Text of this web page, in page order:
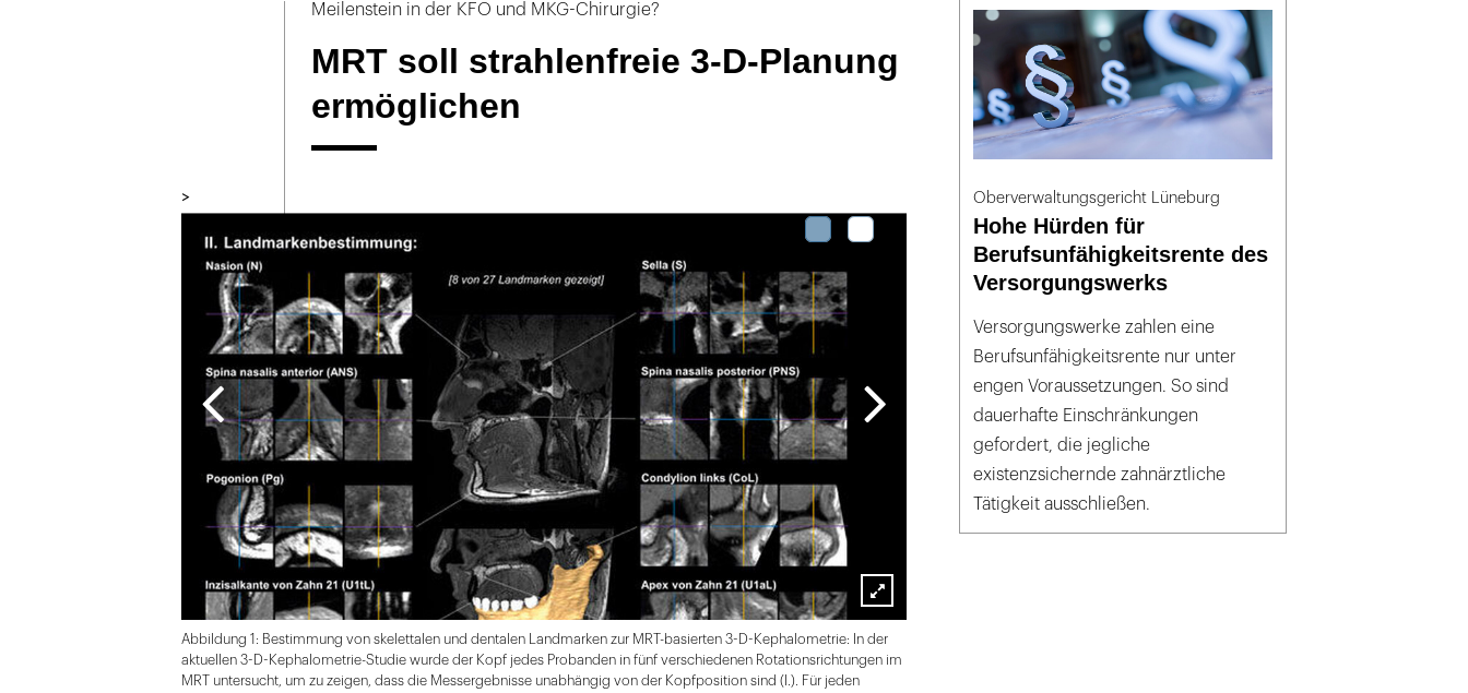
Meilenstein in der KFO und MKG-Chirurgie?
MRT soll strahlenfreie 3-D-Planung
ermöglichen
>
Lightbox
öffnen
Abbildung 1: Bestimmung von skelettalen und dentalen Landmarken zur MRT-basierten 3-D-Kephalometrie: In der
aktuellen 3-D-Kephalometrie-Studie wurde der Kopf jedes Probanden in fünf verschiedenen Rotationsrichtungen im
MRT untersucht, um zu zeigen, dass die Messergebnisse unabhängig von der Kopfposition sind (I.). Für jeden
Oberverwaltungsgericht Lüneburg
Hohe Hürden für
Berufsunfähigkeitsrente des
Versorgungswerks
Versorgungswerke zahlen eine
Berufsunfähigkeitsrente nur unter
engen Voraussetzungen. So sind
dauerhafte Einschränkungen
gefordert, die jegliche
existenzsichernde zahnärztliche
Tätigkeit ausschließen.